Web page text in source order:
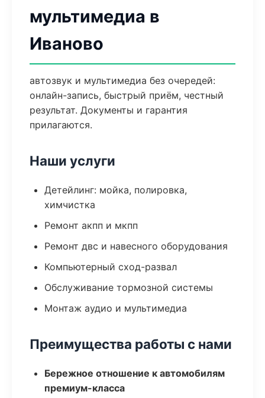
мультимедиа в
Иваново
автозвук и мультимедиа без очередей:
онлайн-запись, быстрый приём, честный
результат. Документы и гарантия
прилагаются.
Наши услуги
Детейлинг: мойка, полировка,
химчистка
Ремонт акпп и мкпп
Ремонт двс и навесного оборудования
Компьютерный сход-развал
Обслуживание тормозной системы
Монтаж аудио и мультимедиа
Преимущества работы с нами
Бережное отношение к автомобилям
премиум-класса